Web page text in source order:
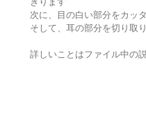
次に、目の白い部分をカッ
そして、耳の部分を切り取
詳しいことはファイル中の